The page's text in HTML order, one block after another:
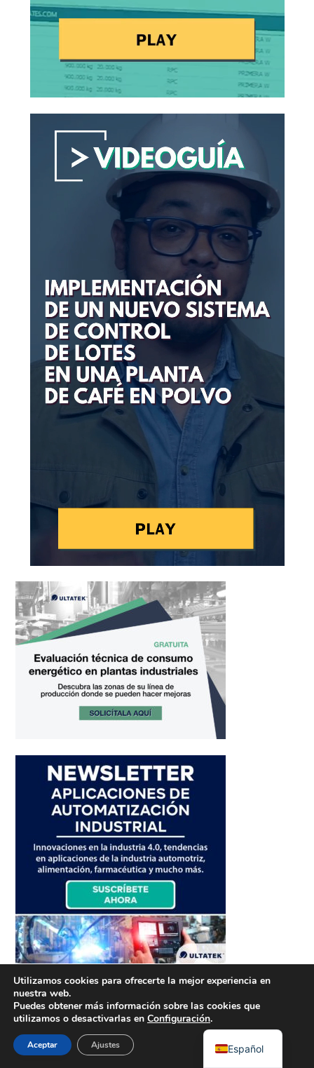
Utilizamos cookies para ofrecerte la mejor experiencia en
nuestra web.
Puedes obtener más información sobre las cookies que
utilizamos o desactivarlas en Configuración.
Aceptar Ajustes Español